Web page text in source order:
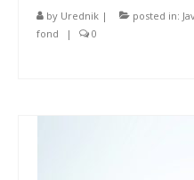
by Urednik | posted in:
fond
| 0